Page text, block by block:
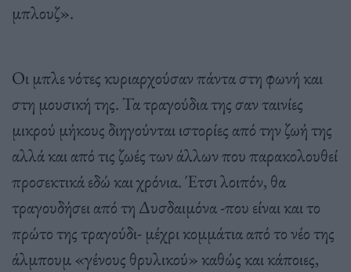
μπλουζ».
Οι μπλε νότες κυριαρχούσαν πάντα στη φωνή και
στη μουσική της. Τα τραγούδια της σαν ταινίες
μικρού μήκους διηγούνται ιστορίες από την ζωή της
αλλά και από τις ζωές των άλλων που παρακολουθεί
προσεκτικά εδώ και χρόνια. Έτσι λοιπόν, θα
τραγουδήσει από τη Δυσδαιμόνα -που είναι και το
πρώτο της τραγούδι- μέχρι κομμάτια από το νέο της
άλμπουμ «γένους θρυλικού» καθώς και κάποιες,